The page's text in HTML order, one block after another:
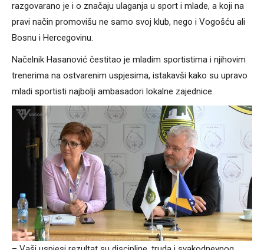
razgovarano je i o značaju ulaganja u sport i mlade, a koji na
pravi način promovišu ne samo svoj klub, nego i Vogošću ali
Bosnu i Hercegovinu.
Načelnik Hasanović čestitao je mladim sportistima i njihovim
trenerima na ostvarenim uspjesima, istakavši kako su upravo
mladi sportisti najbolji ambasadori lokalne zajednice.